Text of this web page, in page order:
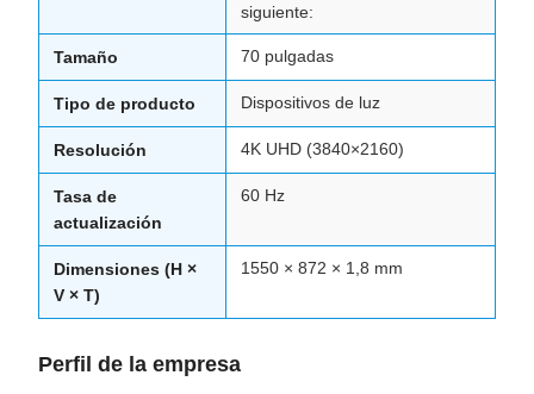
siguiente:
Tamaño 70 pulgadas
Tipo de producto Dispositivos de luz
Resolución 4K UHD (3840×2160)
Tasa de
actualización
60 Hz
Dimensiones (H ×
V × T)
1550 × 872 × 1,8 mm
Perfil de la empresa